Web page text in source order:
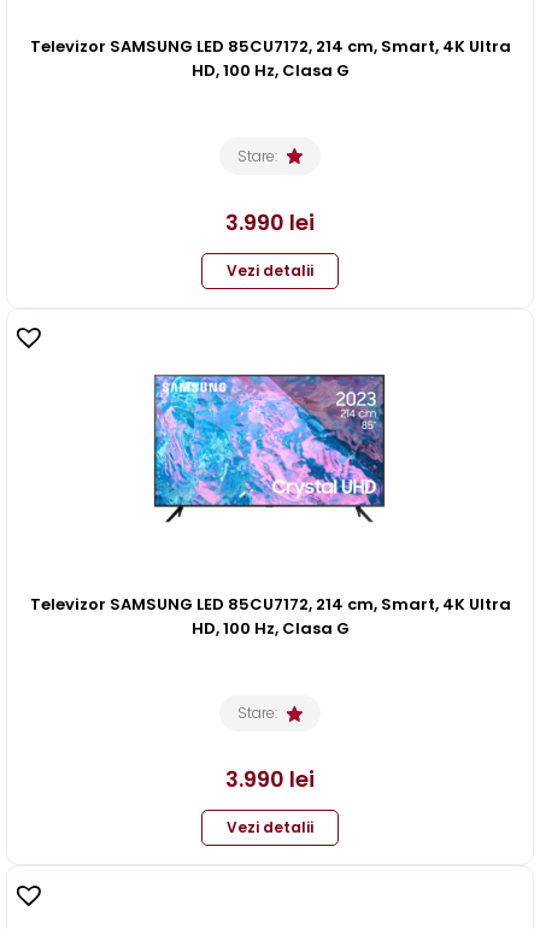
Televizor SAMSUNG LED 85CU7172, 214 cm, Smart, 4K Ultra
HD, 100 Hz, Clasa G
Stare:
3.990 lei
Vezi detalii
Televizor SAMSUNG LED 85CU7172, 214 cm, Smart, 4K Ultra
HD, 100 Hz, Clasa G
Stare:
3.990 lei
Vezi detalii